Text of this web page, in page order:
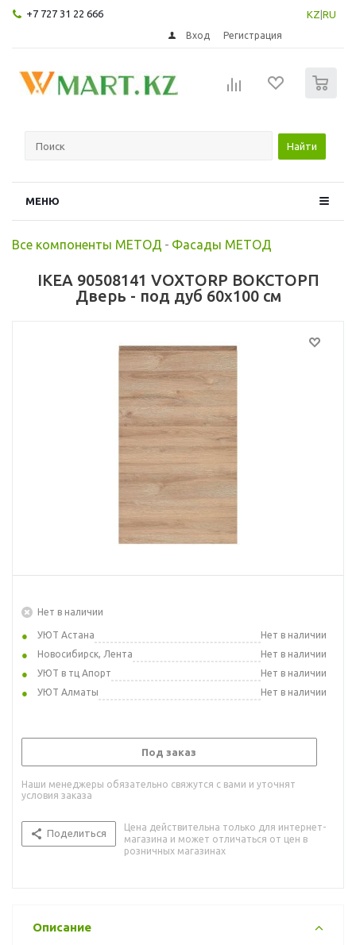
+7 727 31 22 666 KZ RU
Вход Регистрация
Найти
МЕНЮ
Все компоненты МЕТОД - Фасады МЕТОД
IKEA 90508141 VOXTORP ВОКСТОРП
Дверь - под дуб 60x100 см
Нет в наличии
УЮТ Астана
Нет в наличии
Новосибирск, Лента
Нет в наличии
УЮТ в тц Апорт
Нет в наличии
УЮТ Алматы
Нет в наличии
Под заказ
Наши менеджеры обязательно свяжутся с вами и уточнят
условия заказа
Поделиться
Цена действительна только для интернет-
магазина и может отличаться от цен в
розничных магазинах
Описание